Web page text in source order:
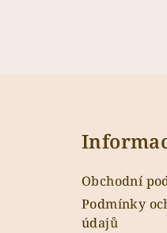
Obchodní
Podmínky
údajů